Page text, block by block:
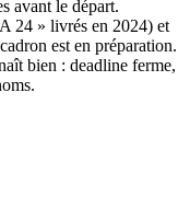
avant le départ.
24 » livrés en 2024) et
est en préparation.
bien : deadline ferme,